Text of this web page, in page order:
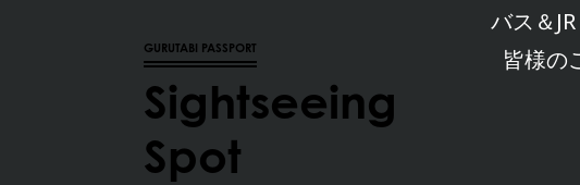
GURUTABI PASSPORT
Sightseeing
Spot